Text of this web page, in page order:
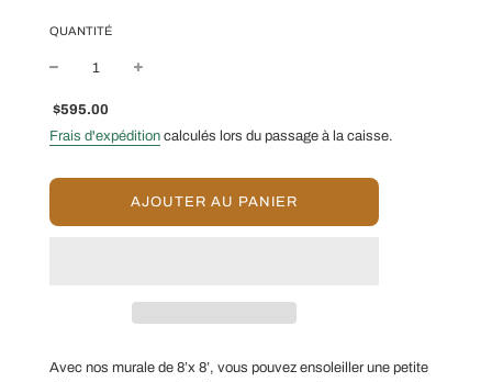
QUANTITÉ
Prix
réduit
Prix
régulier
$595.00
Frais d'expédition calculés lors du passage à la caisse.
C
E
M
AJOUTER AU PANIER
Avec nos murale de 8’x 8’, vous pouvez ensoleiller une petite